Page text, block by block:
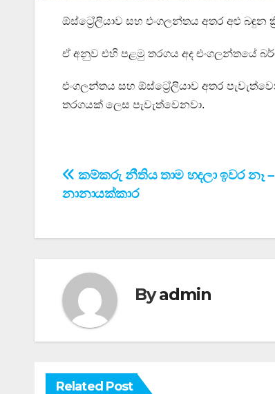
ඕස්ට්‍රේලියාව සහ එංගලන්තය අත​ර අළු බඳුන
ඒ අනුව එහි පළමු තරගය අද එංගලන්තයේ
එංගලන්තය සහ ඕස්ට්‍රේලියාව අතර
තරගයක් ලෙස පැවැත්වෙනවා.
Post
කම්කරු නීතිය තාම හදලා ඉවර නෑ
නානායක්කාර
Byadmin
Related Post